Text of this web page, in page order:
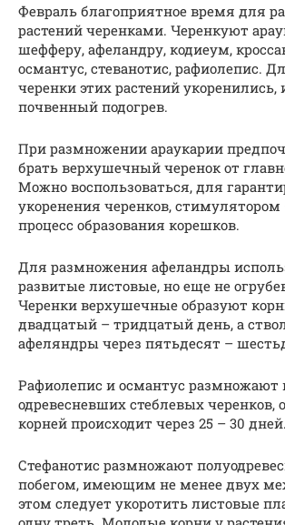
Февраль благоприятное время для
растений черенками. Черенкуют
шефферу, афеландру, кодиеум,
османтус, стеванотис, рафиолепис.
черенки этих растений укоренились,
почвенный подогрев.
При размножении араукарии
брать верхушечный черенок от
Можно воспользоваться, для
укоренения черенков, стимулятором
процесс образования корешков.
Для размножения афеландры
развитые листовые, но еще не
Черенки верхушечные образуют
двадцатый – тридцатый день, а
афеляндры через пятьдесят –
Рафиолепис и османтус
одревесневших стеблевых черенков,
корней происходит через 25 – 30 дней.
Стефанотис размножают
побегом, имеющим не менее двух
этом следует укоротить листовые